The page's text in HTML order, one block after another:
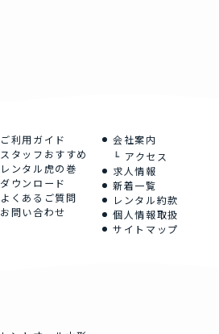
ご利用ガイド
スタッフおすすめ
レンタル虎の巻
ダウンロード
よくあるご質問
お問い合わせ
会社案内
アクセス
求人情報
新着一覧
レンタル約款
個人情報取扱
サイトマップ